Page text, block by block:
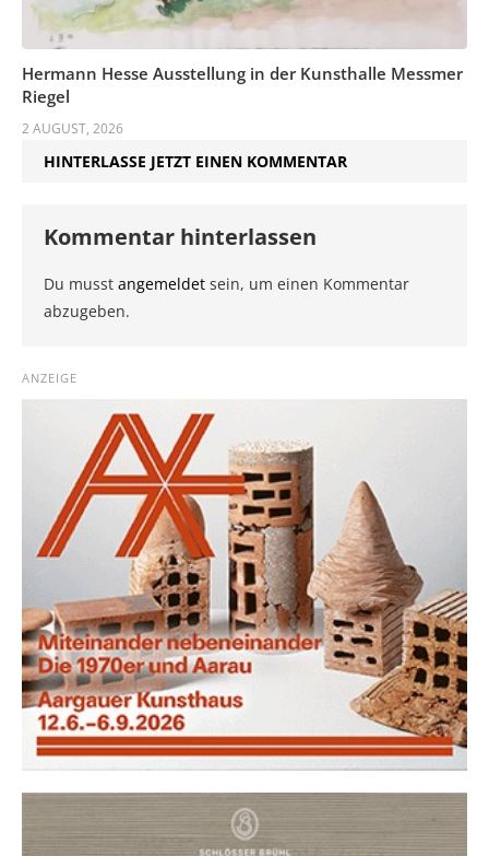
Hermann Hesse Ausstellung in der Kunsthalle Messmer
Riegel
2 AUGUST, 2026
HINTERLASSE JETZT EINEN KOMMENTAR
Kommentar hinterlassen
Du musst angemeldet sein, um einen Kommentar
abzugeben.
ANZEIGE